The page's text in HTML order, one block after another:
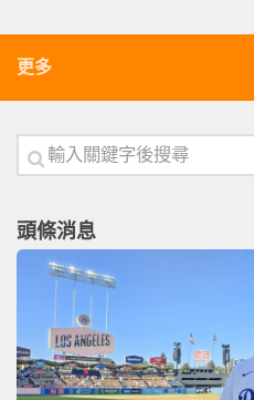
更多
頭條消息